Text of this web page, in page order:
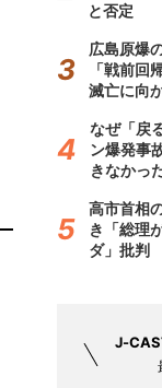
と否定
広島原爆
「戦前
滅亡に向
なぜ「戻
ン爆発事
きなかっ
高市首相
き「総理
ダ」批判
J-